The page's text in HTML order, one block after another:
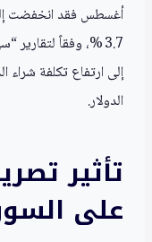
3.7 %، وفقاً
إلى ارتفاع تكلفة شراء
الدولار.
تأثير
على